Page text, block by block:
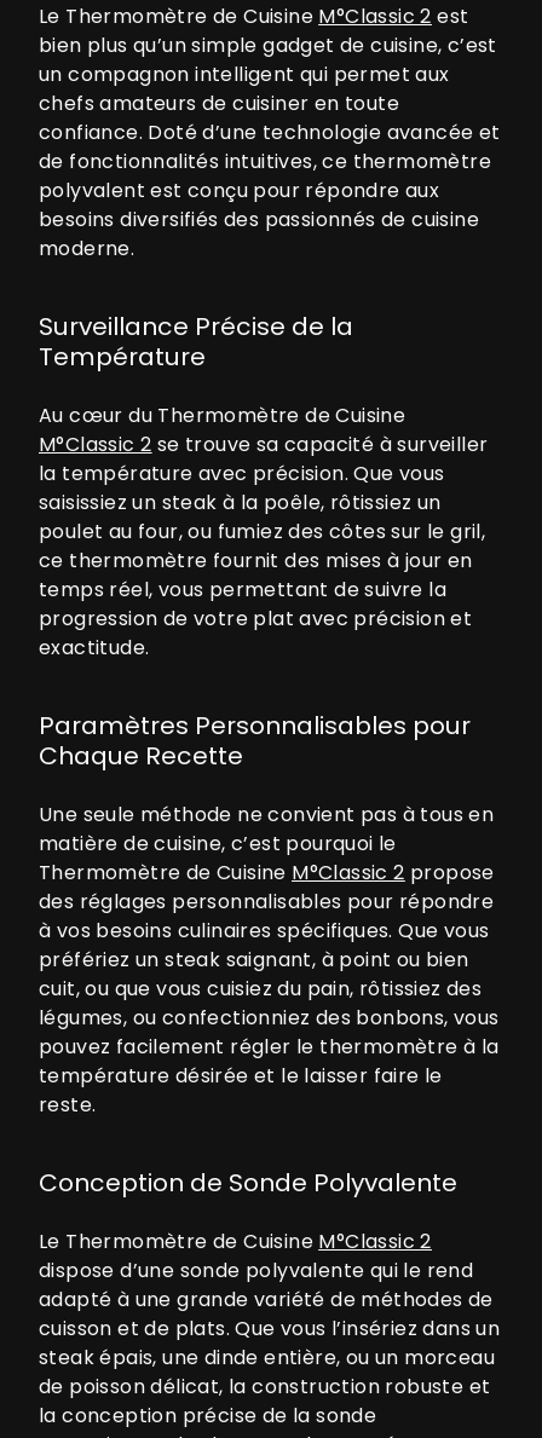
Le Thermomètre de Cuisine M°Classic 2 est
bien plus qu’un simple gadget de cuisine, c’est
un compagnon intelligent qui permet aux
chefs amateurs de cuisiner en toute
confiance. Doté d’une technologie avancée et
de fonctionnalités intuitives, ce thermomètre
polyvalent est conçu pour répondre aux
besoins diversifiés des passionnés de cuisine
moderne.
Surveillance Précise de la
Température
Au cœur du Thermomètre de Cuisine
M°Classic 2 se trouve sa capacité à surveiller
la température avec précision. Que vous
saisissiez un steak à la poêle, rôtissiez un
poulet au four, ou fumiez des côtes sur le gril,
ce thermomètre fournit des mises à jour en
temps réel, vous permettant de suivre la
progression de votre plat avec précision et
exactitude.
Paramètres Personnalisables pour
Chaque Recette
Une seule méthode ne convient pas à tous en
matière de cuisine, c’est pourquoi le
Thermomètre de Cuisine M°Classic 2 propose
des réglages personnalisables pour répondre
à vos besoins culinaires spécifiques. Que vous
préfériez un steak saignant, à point ou bien
cuit, ou que vous cuisiez du pain, rôtissiez des
légumes, ou confectionniez des bonbons, vous
pouvez facilement régler le thermomètre à la
température désirée et le laisser faire le
reste.
Conception de Sonde Polyvalente
Le Thermomètre de Cuisine M°Classic 2
dispose d’une sonde polyvalente qui le rend
adapté à une grande variété de méthodes de
cuisson et de plats. Que vous l’insériez dans un
steak épais, une dinde entière, ou un morceau
de poisson délicat, la construction robuste et
la conception précise de la sonde